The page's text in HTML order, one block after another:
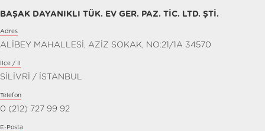
BAŞAK DAYANIKLI TÜK. EV GER. PAZ. TİC. LTD. ŞTİ.
Adres
ALİBEY MAHALLESİ, AZİZ SOKAK, NO:21/1A 34570
İlçe / İl
SİLİVRİ / İSTANBUL
Telefon
0 (212) 727 99 92
E-Posta